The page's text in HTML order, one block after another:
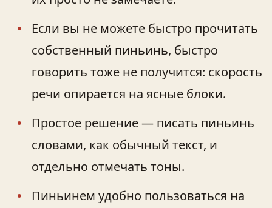
Если вы не можете быстро прочитать
собственный пиньинь, быстро
говорить тоже не получится: скорость
речи опирается на ясные блоки.
Простое решение — писать пиньинь
словами, как обычный текст, и
отдельно отмечать тоны.
Пиньинем удобно пользоваться на